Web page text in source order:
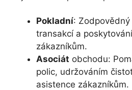
Pokladní:
transakcí a
zákazníkům.
Asociát obchodu:
polic, udržováním
asistence zákazníkům.